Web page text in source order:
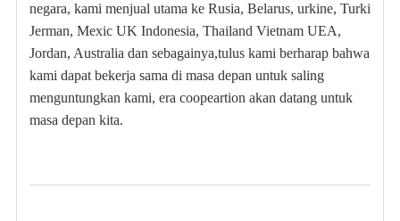
negara, kami menjual utama ke Rusia, Belarus, urkine, Turki
Jerman, Mexic UK Indonesia, Thailand Vietnam UEA,
Jordan, Australia dan sebagainya,tulus kami berharap bahwa
kami dapat bekerja sama di masa depan untuk saling
menguntungkan kami, era coopeartion akan datang untuk
masa depan kita.